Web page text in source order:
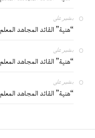
بشير على
“هنية” القائد المجاهد المعلم
بشير على
“هنية” القائد المجاهد المعلم
بشير على
“هنية” القائد المجاهد المعلم